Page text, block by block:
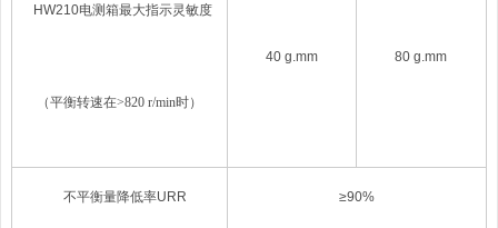
HW210电测箱最大指示灵敏度
（平衡转速在>820 r/min时）
40g.mm 80 g.mm
不平衡量降低率URR ≥90%